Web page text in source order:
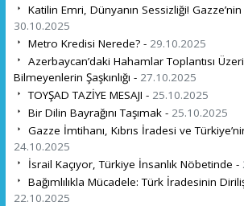
Katilin Emri, Dünyanın Sessizliği!
30.10.2025
Metro Kredisi Nerede? - 29.10.2025
Azerbaycan’daki Hahamlar Toplantısı
Bilmeyenlerin Şaşkınlığı - 27.10.2025
TOYŞAD TAZİYE MESAJI - 25.10.2025
Bir Dilin Bayrağını Taşımak - 25.10.2025
Gazze İmtihanı, Kıbrıs İradesi ve
24.10.2025
İsrail Kaçıyor, Türkiye İnsanlık Nöbetinde -
Bağımlılıkla Mücadele: Türk İradesinin
22.10.2025